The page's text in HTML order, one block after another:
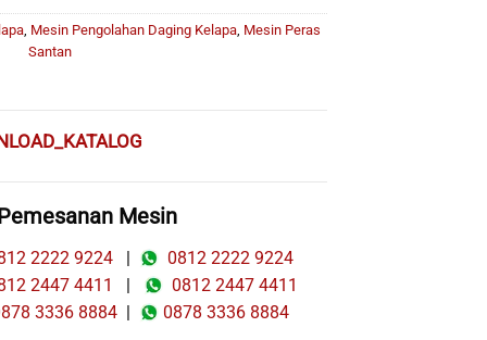
, Mesin Pengolahan Daging Kelapa, Mesin Peras
Santan
Mesin
2222 9224 |
0812 2222 9224
2447 4411
|
0812 2447 4411
3336 8884 | 0878 3336 8884